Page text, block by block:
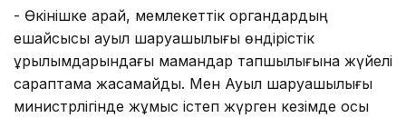
- Өкінішке қарай, мемлекеттік органдардың
ешқайсысы ауыл шаруашылығы өндірістік
құрылымдарындағы мамандар тапшылығына жүйелі
сараптама жасамайды. Мен Ауыл шаруашылығы
министрлігінде жұмыс істеп жүрген кезімде осы